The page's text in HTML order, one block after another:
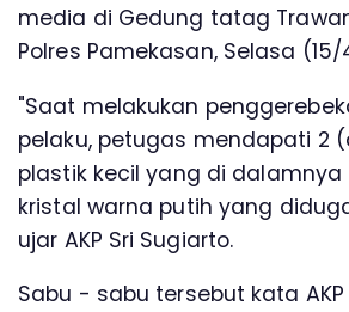
media di Gedung tatag
Polres Pamekasan, Selasa (15/
"Saat melakukan
pelaku, petugas mendapati 2
plastik kecil yang di dalamnya
kristal warna putih yang
ujar AKP Sri Sugiarto.
Sabu - sabu tersebut kata